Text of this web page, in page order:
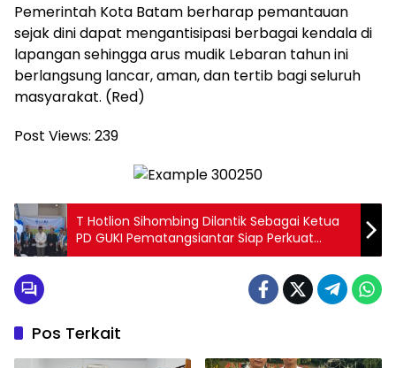
Pemerintah Kota Batam berharap pemantauan
sejak dini dapat mengantisipasi berbagai kendala di
lapangan sehingga arus mudik Lebaran tahun ini
berlangsung lancar, aman, dan tertib bagi seluruh
masyarakat. (Red)
Post Views: 239
T Hotlion Sihombing Dilantik Sebagai Ketua
PD GUKI Pematangsiantar Siap Perkuat
Peran Guru Kristen
Pos Terkait